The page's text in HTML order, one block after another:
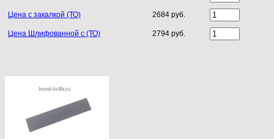
Цена с закалкой (ТО) 2684 руб.
Цена Шлифованной с (ТО) 2794 руб.